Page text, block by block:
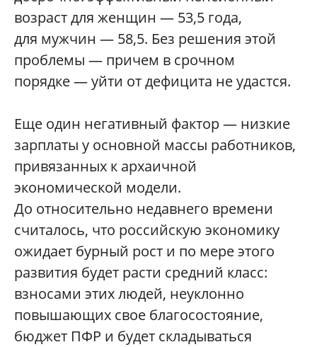
возраст для женщин — 53,5 года,
для мужчин — 58,5. Без решения этой
проблемы — причем в срочном
порядке — уйти от дефицита не удастся.
Еще один негативный фактор — низкие
зарплаты у основной массы работников,
привязанных к архаичной
экономической модели.
До относительно недавнего времени
считалось, что российскую экономику
ожидает бурный рост и по мере этого
развития будет расти средний класс:
взносами этих людей, неуклонно
повышающих свое благосостояние,
бюджет ПФР и будет складываться